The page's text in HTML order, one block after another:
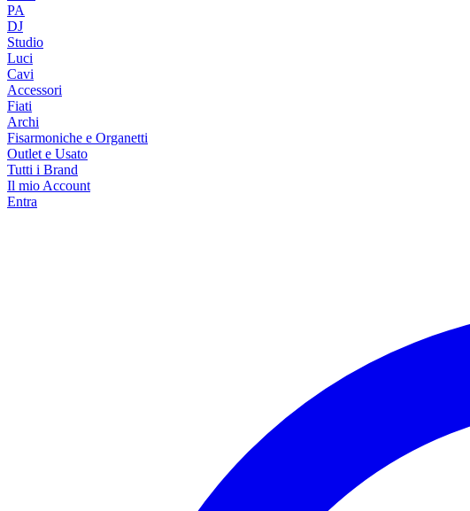
PA
DJ
Studio
Luci
Cavi
Accessori
Fiati
Archi
Fisarmoniche e Organetti
Outlet e Usato
Tutti i Brand
Il mio Account
Entra